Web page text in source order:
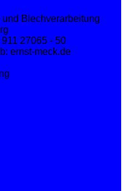
und Blechverarbeitung
27065 - 50
ernst-meck.de